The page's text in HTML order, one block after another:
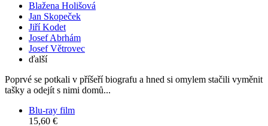
Blažena Holišová
Jan Skopeček
Jiří Kodet
Josef Abrhám
Josef Větrovec
ďalší
Poprvé se potkali v příšeří biografu a hned si omylem stačili vyměnit
tašky a odejít s nimi domů...
Blu-ray film
15,60 €